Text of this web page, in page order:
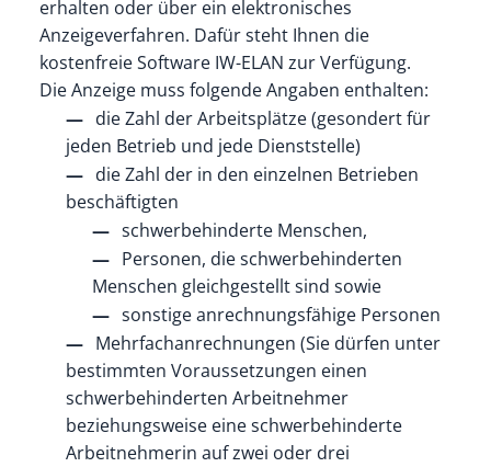
erhalten oder über ein elektronisches
Anzeigeverfahren. Dafür steht Ihnen die
kostenfreie Software IW-ELAN zur Verfügung.
Die Anzeige muss folgende Angaben enthalten:
die Zahl der Arbeitsplätze (gesondert für
jeden Betrieb und jede Dienststelle)
die Zahl der in den einzelnen Betrieben
beschäftigten
schwerbehinderte Menschen,
Personen, die schwerbehinderten
Menschen gleichgestellt sind sowie
sonstige anrechnungsfähige Personen
Mehrfachanrechnungen (Sie dürfen unter
bestimmten Voraussetzungen einen
schwerbehinderten Arbeitnehmer
beziehungsweise eine schwerbehinderte
Arbeitnehmerin auf zwei oder drei